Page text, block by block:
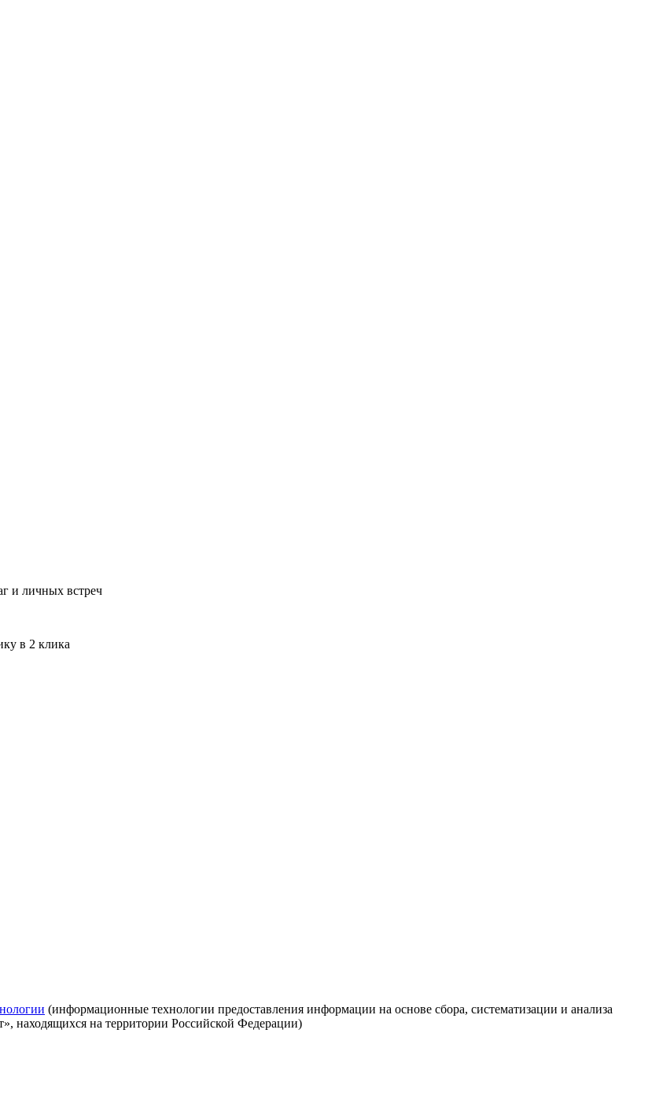
и личных встреч
в 2 клика
(информационные технологии предоставления информации на основе сбора, систематизации и анализа
находящихся на территории Российской Федерации)